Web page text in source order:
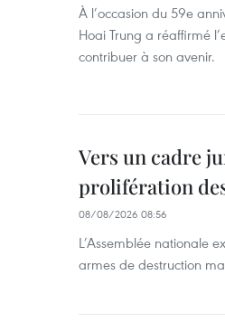
À l’occasion du 59e
Hoai Trung a réaffirmé
contribuer à son avenir.
Vers un cadre
prolifération
08/08/2026 08:56
L’Assemblée nationale
armes de destruction